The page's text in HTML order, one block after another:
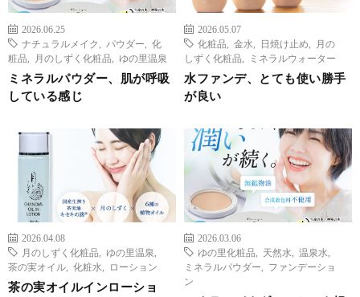
2026.06.25
ナチュラルメイク
パウダー
化
粧品
月のしずく化粧品 ゆの里温泉
ミネラルパウダー、肌が呼吸
している感じ
2026.05.07
化粧品
金水 日焼け止め
月の
しずく化粧品
ミネラルウォーター
水ファンデ、とても使い勝手
が良い
2026.04.08
月のしずく化粧品
ゆの里温泉
茶の実オイル
化粧水 ローション
茶の実オイルインローショ
2026.03.06
ゆの里化粧品
天然水 温泉水
ミネラルパウダー
ファンデーショ
ン